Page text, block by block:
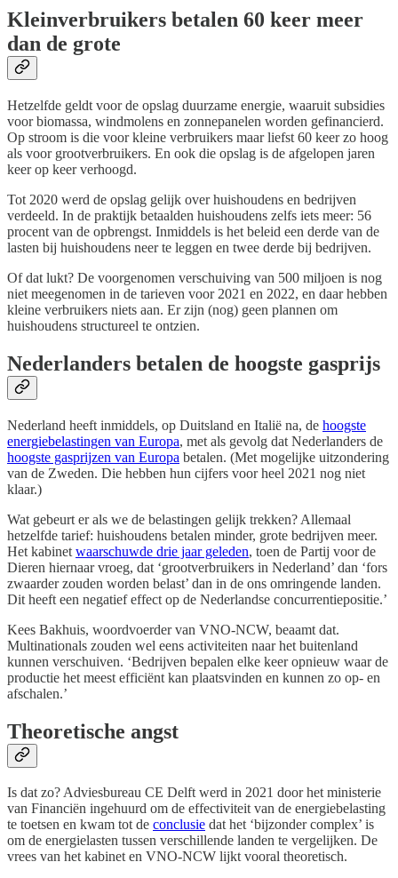
Kleinverbruikers betalen 60 keer meer
dan de grote
Hetzelfde geldt voor de opslag duurzame energie, waaruit subsidies
voor biomassa, windmolens en zonnepanelen worden gefinancierd.
Op stroom is die voor kleine verbruikers maar liefst 60 keer zo hoog
als voor grootverbruikers. En ook die opslag is de afgelopen jaren
keer op keer verhoogd.
Tot 2020 werd de opslag gelijk over huishoudens en bedrijven
verdeeld. In de praktijk betaalden huishoudens zelfs iets meer: 56
procent van de opbrengst. Inmiddels is het beleid een derde van de
lasten bij huishoudens neer te leggen en twee derde bij bedrijven.
Of dat lukt? De voorgenomen verschuiving van 500 miljoen is nog
niet meegenomen in de tarieven voor 2021 en 2022, en daar hebben
kleine verbruikers niets aan. Er zijn (nog) geen plannen om
huishoudens structureel te ontzien.
Nederlanders betalen de hoogste gasprijs
Nederland heeft inmiddels, op Duitsland en Italië na, de hoogste
energiebelastingen van Europa, met als gevolg dat Nederlanders de
hoogste gasprijzen van Europa betalen. (Met mogelijke uitzondering
van de Zweden. Die hebben hun cijfers voor heel 2021 nog niet
klaar.)
Wat gebeurt er als we de belastingen gelijk trekken? Allemaal
hetzelfde tarief: huishoudens betalen minder, grote bedrijven meer.
Het kabinet waarschuwde drie jaar geleden, toen de Partij voor de
Dieren hiernaar vroeg, dat ‘grootverbruikers in Nederland’ dan ‘fors
zwaarder zouden worden belast’ dan in de ons omringende landen.
Dit heeft een negatief effect op de Nederlandse concurrentiepositie.’
Kees Bakhuis, woordvoerder van VNO-NCW, beaamt dat.
Multinationals zouden wel eens activiteiten naar het buitenland
kunnen verschuiven. ‘Bedrijven bepalen elke keer opnieuw waar de
productie het meest efficiënt kan plaatsvinden en kunnen zo op- en
afschalen.’
Theoretische angst
Is dat zo? Adviesbureau CE Delft werd in 2021 door het ministerie
van Financiën ingehuurd om de effectiviteit van de energiebelasting
te toetsen en kwam tot de conclusie dat het ‘bijzonder complex’ is
om de energielasten tussen verschillende landen te vergelijken. De
vrees van het kabinet en VNO-NCW lijkt vooral theoretisch.